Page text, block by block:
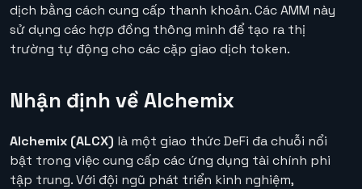
dịch bằng cách cung cấp thanh khoản. Các AMM này
sử dụng các hợp đồng thông minh để tạo ra thị
trường tự động cho các cặp giao dịch token.
Nhận định về Alchemix
Alchemix (ALCX) là một giao thức DeFi đa chuỗi nổi
bật trong việc cung cấp các ứng dụng tài chính phi
tập trung. Với đội ngũ phát triển kinh nghiệm,